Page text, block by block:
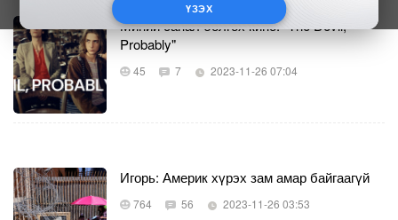
ҮЗЭХ
Миний санал болгох кино: "The Devil,
Probably"
45 7 2023-11-26 07:04
Игорь: Америк хүрэх зам амар байгаагүй
764 56 2023-11-26 03:53